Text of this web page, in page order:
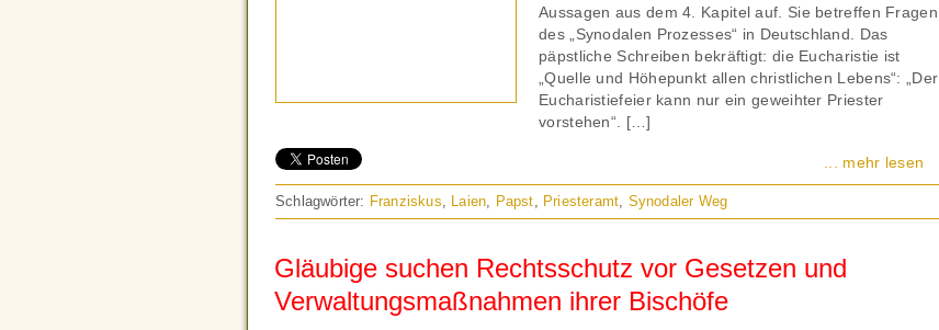
Aussagen aus dem 4. Kapitel auf. Sie betreffen Fragen
des „Synodalen Prozesses“ in Deutschland. Das
päpstliche Schreiben bekräftigt: die Eucharistie ist
„Quelle und Höhepunkt allen christlichen Lebens“: „Der
Eucharistiefeier kann nur ein geweihter Priester
vorstehen“. […]
... mehr lesen
Schlagwörter: Franziskus, Laien, Papst, Priesteramt, Synodaler Weg
Gläubige suchen Rechtsschutz vor Gesetzen und
Verwaltungsmaßnahmen ihrer Bischöfe